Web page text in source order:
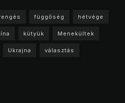
függőség hétvége
kütyük Menekültek
Ukrajna választás